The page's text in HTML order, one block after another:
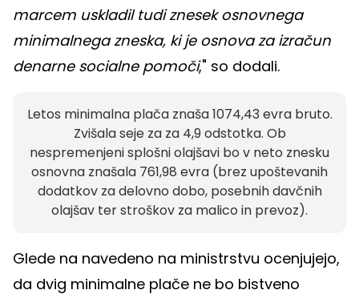
marcem uskladil tudi znesek osnovnega
minimalnega zneska, ki je osnova za izračun
denarne socialne pomoči," so dodali.
Letos minimalna plača znaša 1074,43 evra bruto.
Zvišala seje za za 4,9 odstotka. Ob
nespremenjeni splošni olajšavi bo v neto znesku
osnovna znašala 761,98 evra (brez upoštevanih
dodatkov za delovno dobo, posebnih davčnih
olajšav ter stroškov za malico in prevoz).
Glede na navedeno na ministrstvu ocenjujejo,
da dvig minimalne plače ne bo bistveno